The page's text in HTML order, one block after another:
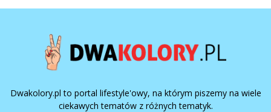
Dwakolory.pl to portal lifestyle'owy, na którym piszemy na wiele
ciekawych tematów z różnych tematyk.